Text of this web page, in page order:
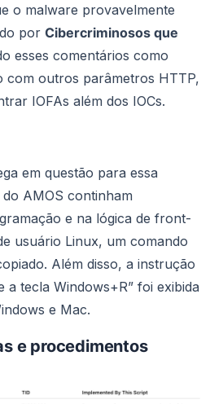
o malware provavelmente
porCibercriminosos que
esses comentários como
com outros parâmetros HTTP,
IOFAs além dos IOCs.
em questão para essa
AMOS continham
e na lógica de front-
usuário Linux, um comando
Além disso, a instrução
a tecla Windows+R” foi exibida
e Mac.
e procedimentos